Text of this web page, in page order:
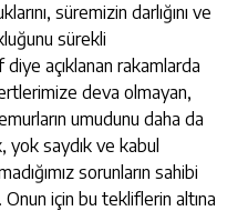
süremizin darlığını ve
sürekli
açıklanan rakamlarda
deva olmayan,
umudunu daha da
saydık ve kabul
sorunların sahibi
için bu tekliflerin altına